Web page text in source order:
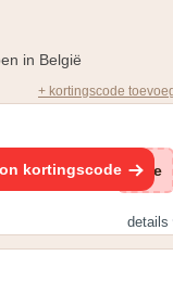
en aanbiedingen
in België
+ kortingscode
kortingscode (ge
details